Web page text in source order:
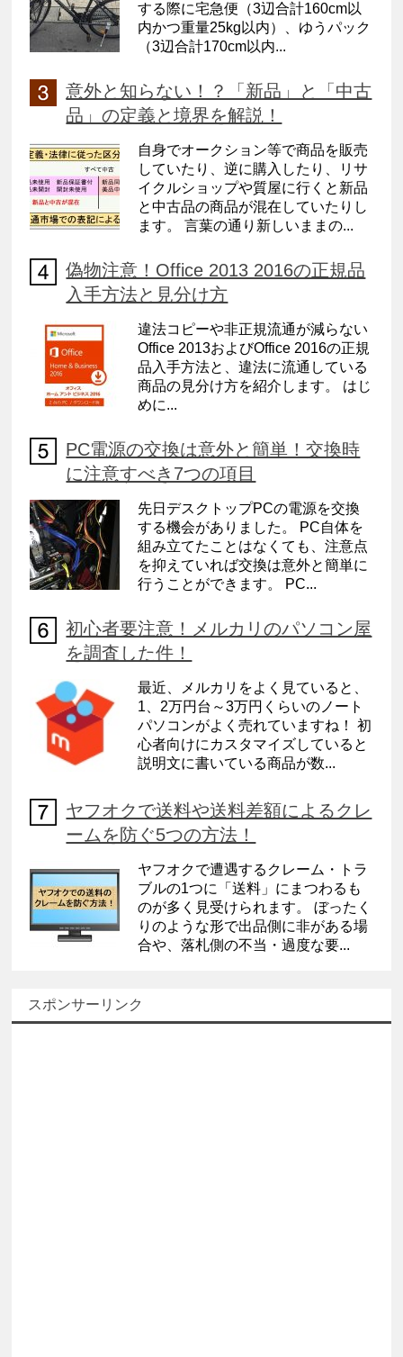
する際に宅急便（3辺合計160cm以
内かつ重量25kg以内）、ゆうパック
（3辺合計170cm以内...
意外と知らない！？「新品」と「中古
品」の定義と境界を解説！
自身でオークション等で商品を販売
していたり、逆に購入したり、リサ
イクルショップや質屋に行くと新品
と中古品の商品が混在していたりし
ます。 言葉の通り新しいままの...
偽物注意！Office 2013 2016の正規品
入手方法と見分け方
違法コピーや非正規流通が減らない
Office 2013およびOffice 2016の正規
品入手方法と、違法に流通している
商品の見分け方を紹介します。 はじ
めに...
PC電源の交換は意外と簡単！交換時
に注意すべき7つの項目
先日デスクトップPCの電源を交換
する機会がありました。 PC自体を
組み立てたことはなくても、注意点
を抑えていれば交換は意外と簡単に
行うことができます。 PC...
初心者要注意！メルカリのパソコン屋
を調査した件！
最近、メルカリをよく見ていると、
1、2万円台～3万円くらいのノート
パソコンがよく売れていますね！ 初
心者向けにカスタマイズしていると
説明文に書いている商品が数...
ヤフオクで送料や送料差額によるクレ
ームを防ぐ5つの方法！
ヤフオクで遭遇するクレーム・トラ
ブルの1つに「送料」にまつわるも
のが多く見受けられます。 ぼったく
りのような形で出品側に非がある場
合や、落札側の不当・過度な要...
スポンサーリンク